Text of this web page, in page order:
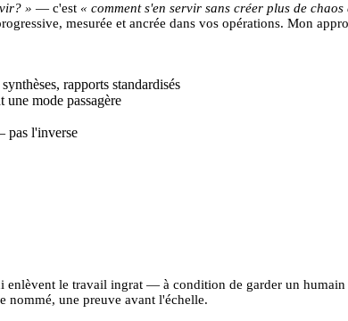
» — c'est « comment s'en servir sans créer plus de
mesurée et ancrée dans vos opérations. Mon
rapports standardisés
mode passagère
l'inverse
enlèvent le travail ingrat — à condition de garder un
une preuve avant l'échelle.